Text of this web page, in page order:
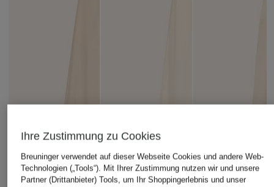
Ihre Zustimmung zu Cookies
Breuninger verwendet auf dieser Webseite Cookies und andere Web-
Technologien („Tools“). Mit Ihrer Zustimmung nutzen wir und unsere
Partner (Drittanbieter) Tools, um Ihr Shoppingerlebnis und unser